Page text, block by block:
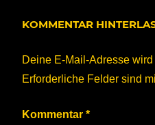
KOMMENTAR
Deine E-Mail-Adresse
Erforderliche Felder sind
Kommentar *